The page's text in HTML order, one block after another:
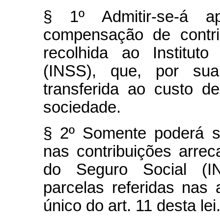
§ 1º Admitir-se-á
compensação de
recolhida ao
(INSS), que, por
transferida ao custo
sociedade.
§ 2º Somente poderá
nas contribuições
do Seguro Social
parcelas referidas
único do art. 11 desta lei.